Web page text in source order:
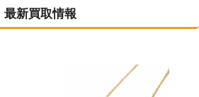
最新買取情報